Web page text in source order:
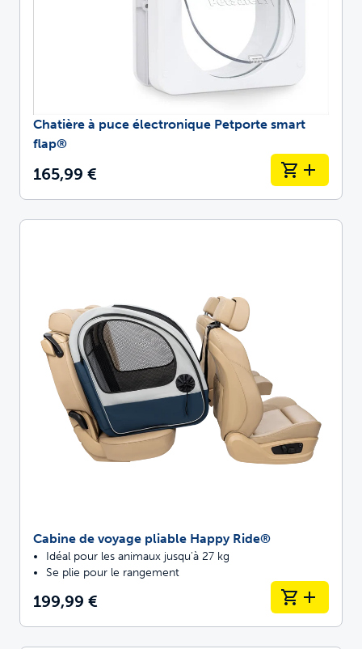
Chatière à puce électronique Petporte smart
flap®
165,99 €
Cabine de voyage pliable Happy Ride®
Idéal pour les animaux jusqu'à 27 kg
Se plie pour le rangement
199,99 €